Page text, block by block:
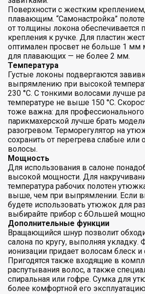
Поверхности с жестким
плавающим. “Самонастройка”
от толщины локона
крепления к ручке. Для пластин
оптимален просвет не больше 1 мм
для плавающих — не более 2 мм.
Температура
Густые локоны подвергаются
выпрямлению при высокой
230 °С. С тонкими волосами лучше
температуре не выше 150 °С.
тоже важна: для
парикмахерской лучше брать
разогревом. Терморегулятор на
сохранить от перегрева слабые
волосы.
Мощность
Для использования в салоне
высокой мощности. Для
температура рабочих полотен
выше, чем при выпрямлении. Если
будете использовать утюжок для
выбирайте прибор с бОльшей
Дополнительные функции
Вращающийся шнур позволит
салона по кругу, выполняя укладку.
ионизации придает волосам блеск и
Пригодятся также входящие в
распутывания волос, а также
спиральная или гофре. Сумка для
более комфортной его